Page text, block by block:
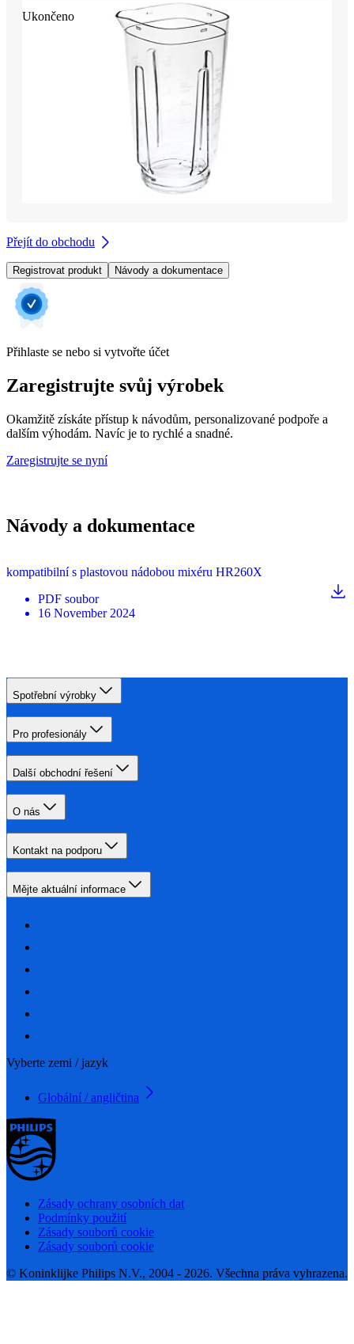
Ukončeno
Přejít do obchodu
Registrovat produkt Návody a dokumentace
Přihlaste se nebo si vytvořte účet
Zaregistrujte svůj výrobek
Okamžitě získáte přístup k návodům, personalizované podpoře a
dalším výhodám. Navíc je to rychlé a snadné.
Zaregistrujte se nyní
Návody a dokumentace
kompatibilní s plastovou nádobou mixéru HR260X
PDF soubor
16 November 2024
Spotřební výrobky
Pro profesionály
Další obchodní řešení
O nás
Kontakt na podporu
Mějte aktuální informace
Vyberte zemi / jazyk
Globální / angličtina
Zásady ochrany osobních dat
Podmínky použití
Zásady souborů cookie
Zásady souborů cookie
© Koninklijke Philips N.V., 2004 - 2026. Všechna práva vyhrazena.